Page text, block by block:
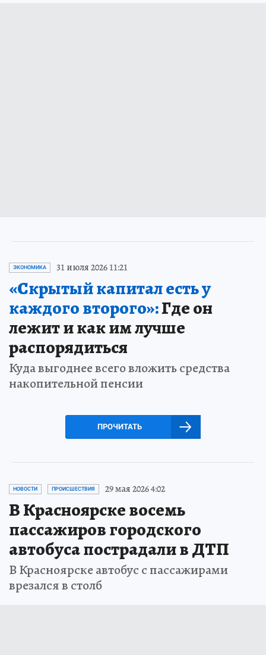
ЭКОНОМИКА 31 июля 2026 11:21
«Скрытый капитал есть у
каждого второго»:Где он
лежит и как им лучше
распорядиться
Куда выгоднее всего вложить средства
накопительной пенсии
ПРОЧИТАТЬ
НОВОСТИ ПРОИСШЕСТВИЯ 29 мая 2026 4:02
В Красноярске восемь
пассажиров городского
автобуса пострадали в ДТП
В Красноярске автобус с пассажирами
врезался в столб